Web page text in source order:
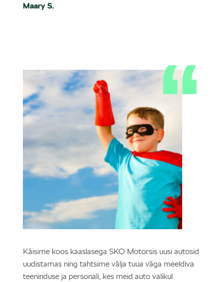
Maary S.
Käisime koos kaaslasega SKO Motorsis uusi autosid
uudistamas ning tahtsime välja tuua väga meeldiva
teeninduse ja personali, kes meid auto valikul